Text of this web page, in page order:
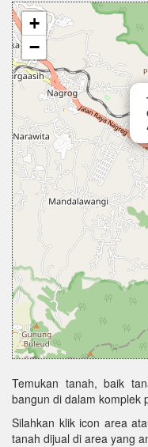
+
−
Temukan tanah, baik
bangun di dalam komplek
Silahkan klik icon area
tanah dijual di area yang